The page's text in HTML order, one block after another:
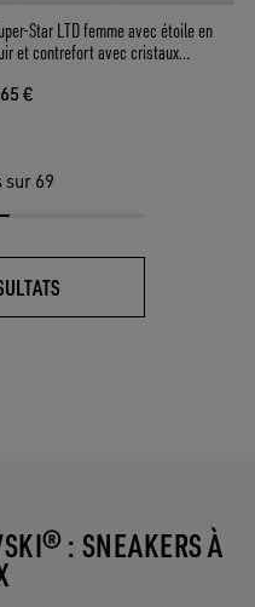
Star LTD femme avec étoile en
et contrefort avec cristaux
€
sur 69
: SNEAKERS À